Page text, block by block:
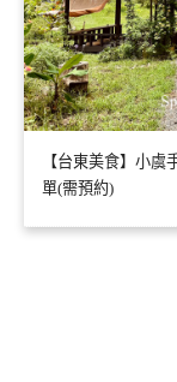
【台東美食】小
單(需預約)